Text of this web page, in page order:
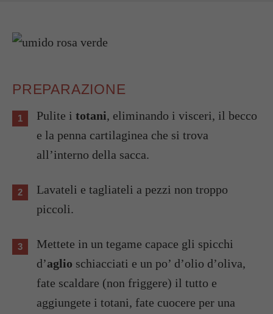
PREPARAZIONE
Pulite i totani, eliminando i visceri, il becco
e la penna cartilaginea che si trova
all’interno della sacca.
Lavateli e tagliateli a pezzi non troppo
piccoli.
Mettete in un tegame capace gli spicchi
d’aglio schiacciati e un po’ d’olio d’oliva,
fate scaldare (non friggere) il tutto e
aggiungete i totani, fate cuocere per una